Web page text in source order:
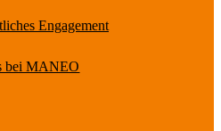
Engagement
bei MANEO